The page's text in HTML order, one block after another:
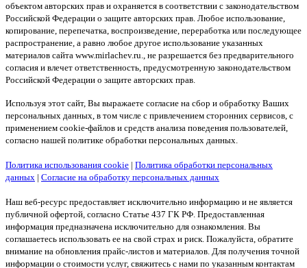
объектом авторских прав и охраняется в соответствии с законодательством
Российской Федерации о защите авторских прав. Любое использование,
копирование, перепечатка, воспроизведение, переработка или последующее
распространение, а равно любое другое использование указанных
материалов сайта www.mirlachev.ru., не разрешается без предварительного
согласия и влечет ответственность, предусмотренную законодательством
Российской Федерации о защите авторских прав.
Используя этот сайт, Вы выражаете согласие на сбор и обработку Ваших
персональных данных, в том числе с привлечением сторонних сервисов, с
применением cookie-файлов и средств анализа поведения пользователей,
согласно нашей политике обработки персональных данных.
Политика использования cookie | Политика обработки персональных
данных | Согласие на обработку персональных данных
Наш веб-ресурс предоставляет исключительно информацию и не является
публичной офертой, согласно Статье 437 ГК РФ. Предоставленная
информация предназначена исключительно для ознакомления. Вы
соглашаетесь использовать ее на свой страх и риск. Пожалуйста, обратите
внимание на обновления прайс-листов и материалов. Для получения точной
информации о стоимости услуг, свяжитесь с нами по указанным контактам